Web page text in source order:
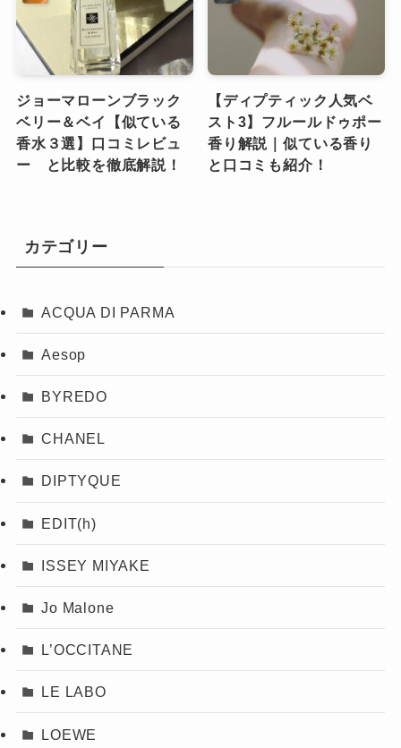
ジョーマローンブラック
ベリー＆ベイ【似ている
香水３選】口コミレビュ
ー と比較を徹底解説！
【ディプティック人気ベ
スト3】フルールドゥポー
香り解説｜似ている香り
と口コミも紹介！
カテゴリー
ACQUA DI PARMA
Aesop
BYREDO
CHANEL
DIPTYQUE
EDIT(h)
ISSEY MIYAKE
Jo Malone
L’OCCITANE
LE LABO
LOEWE